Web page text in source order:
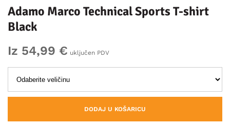
Adamo Marco Technical Sports T-shirt
Black
Iz 54,99 € uključen PDV
DODAJ U KOŠARICU